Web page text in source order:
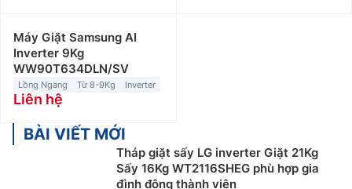
Máy Giặt Samsung AI
Inverter 9Kg
WW90T634DLN/SV
Lồng Ngang Từ 8-9Kg Inverter
Liên hệ
BÀI VIẾT MỚI
Tháp giặt sấy LG inverter Giặt 21Kg
Sấy 16Kg WT2116SHEG phù hợp gia
đình đông thành viên